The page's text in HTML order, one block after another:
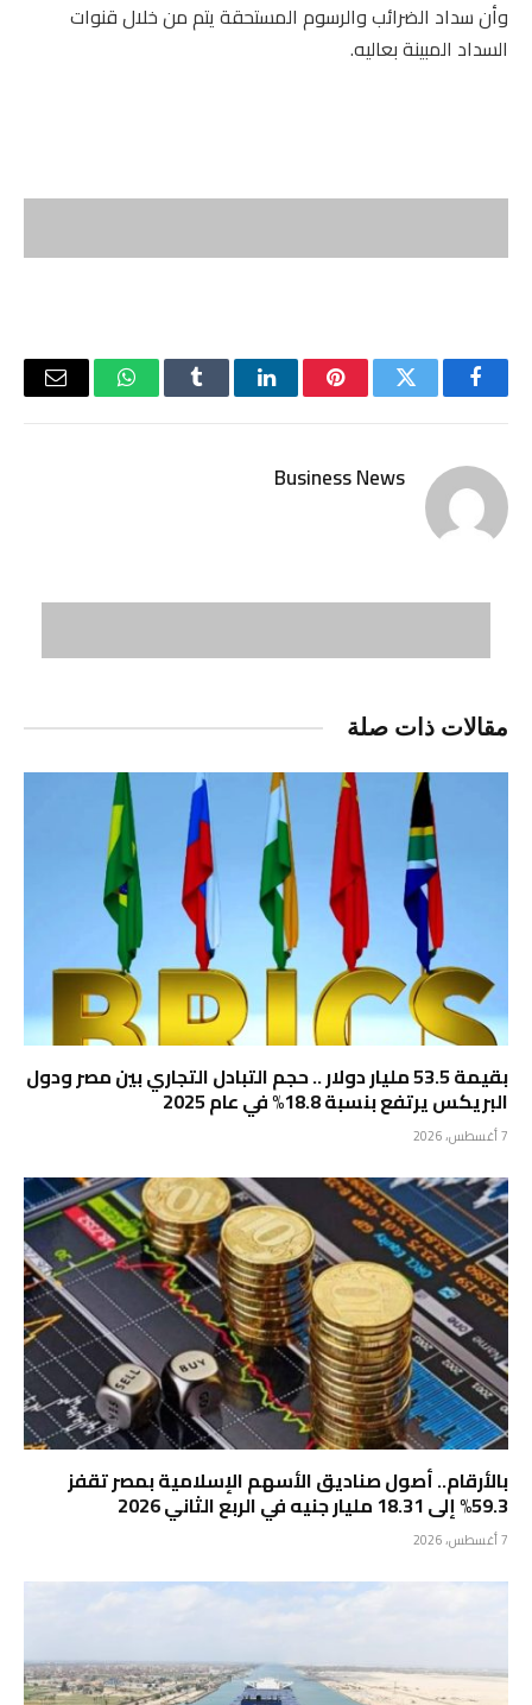
وأن سداد الضرائب والرسوم المستحقة يتم من خلال قنوات
السداد المبينة بعاليه.
فيسبوكتويتر بينتيريستلينكدإن Tumblr واتسابالبريد
Business News
مقالات ذات صلة
بقيمة 53.5 مليار دولار .. حجم التبادل التجاري بين مصر ودول
البريكس يرتفع بنسبة 18.8% في عام 2025
7 أغسطس، 2026
بالأرقام.. أصول صناديق الأسهم الإسلامية بمصر تقفز
59.3% إلى 18.31 مليار جنيه في الربع الثاني 2026
7 أغسطس، 2026